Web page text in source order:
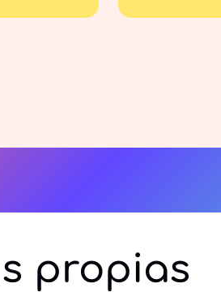
propias